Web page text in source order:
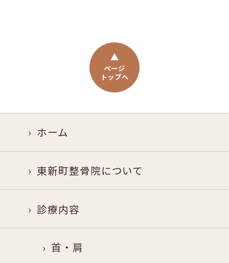
ページ
トップへ
ホーム
東新町整骨院について
診療内容
首・肩